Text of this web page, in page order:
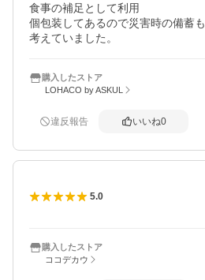
食事の補足として利用
個包装してあるので災害時の備蓄も
考えていました。
購入したストア
LOHACO by ASKUL
違反報告 いいね0
5.0
購入したストア
ココデカウ